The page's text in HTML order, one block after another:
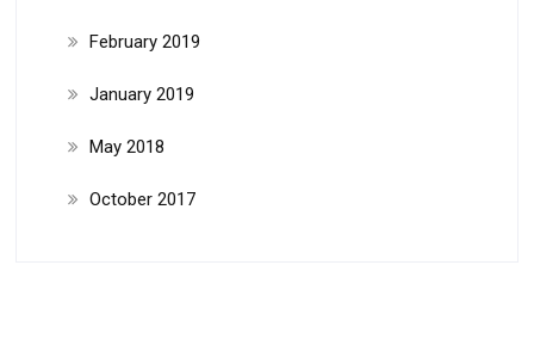
February 2019
January 2019
May 2018
October 2017